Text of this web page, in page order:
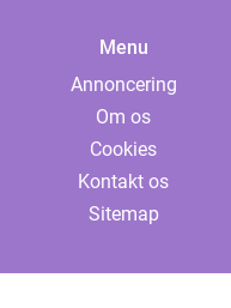
Menu
Annoncering
Om os
Cookies
Kontakt os
Sitemap